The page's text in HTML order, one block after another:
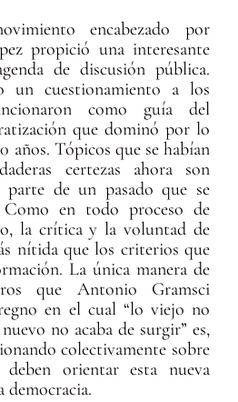
encabezado por
propició una interesante
de discusión pública.
un cuestionamiento a los
como guía del
que dominó por lo
años. Tópicos que se habían
certezas ahora son
parte de un pasado que se
en todo proceso de
la crítica y la voluntad de
nítida que los criterios que
La única manera de
que Antonio Gramsci
en el cual “lo viejo no
no acaba de surgir” es,
colectivamente sobre
orientar esta nueva
democracia.